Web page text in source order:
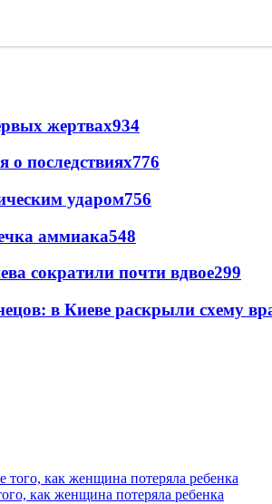
жертвах934
последствиях776
ударом756
аммиака548
сократили почти вдвое299
в Киеве раскрыли схему
как женщина потеряла ребенка